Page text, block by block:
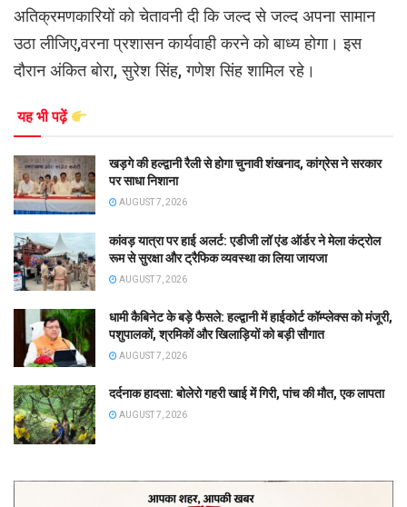
अतिक्रमणकारियों को चेतावनी दी कि जल्द से जल्द अपना सामान
उठा लीजिए,वरना प्रशासन कार्यवाही करने को बाध्य होगा। इस
दौरान अंकित बोरा, सुरेश सिंह, गणेश सिंह शामिल रहे।
यह भी पढ़ें
खड़गे की हल्द्वानी रैली से होगा चुनावी शंखनाद, कांग्रेस ने सरकार
पर साधा निशाना
AUGUST 7, 2026
कांवड़ यात्रा पर हाई अलर्ट: एडीजी लॉ एंड ऑर्डर ने मेला कंट्रोल
रूम से सुरक्षा और ट्रैफिक व्यवस्था का लिया जायजा
AUGUST 7, 2026
धामी कैबिनेट के बड़े फैसले: हल्द्वानी में हाईकोर्ट कॉम्प्लेक्स को मंजूरी,
पशुपालकों, श्रमिकों और खिलाड़ियों को बड़ी सौगात
AUGUST 7, 2026
दर्दनाक हादसा: बोलेरो गहरी खाई में गिरी, पांच की मौत, एक लापता
AUGUST 7, 2026